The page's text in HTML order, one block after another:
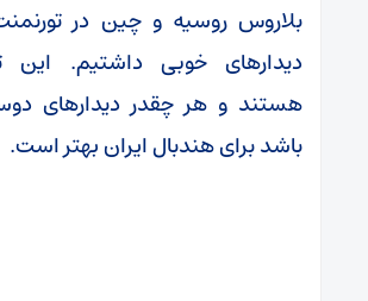
بلاروس روسیه و چین در
دیدارهای خوبی داشتیم. این
هستند و هر چقدر دیدارهای
باشد برای هندبال ایران بهتر است.